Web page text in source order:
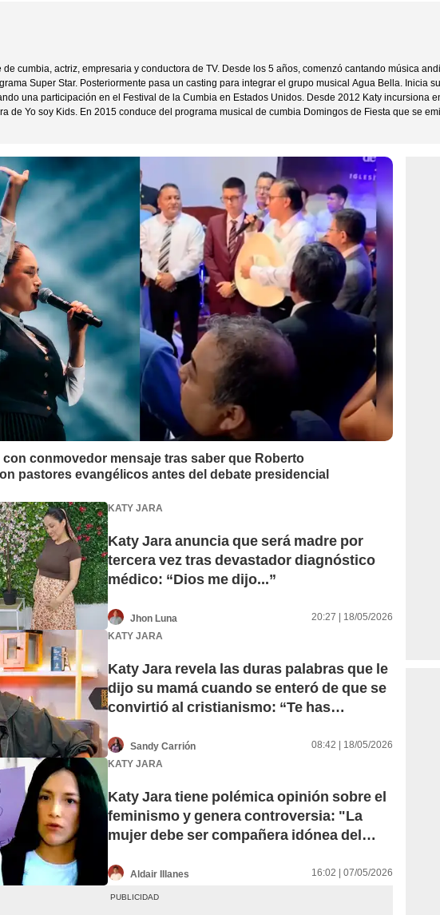
de cumbia, actriz, empresaria y conductora de TV. Desde los 5 años, comenzó cantando música
Super Star. Posteriormente pasa un casting para integrar el grupo musical Agua Bella. Inicia
una participación en el Festival de la Cumbia en Estados Unidos. Desde 2012 Katy incursiona
de Yo soy Kids. En 2015 conduce del programa musical de cumbia Domingos de Fiesta que se
conmovedor mensaje tras saber que Roberto
pastores evangélicos antes del debate presidencial
KATY JARA
Katy Jara anuncia que será madre por
tercera vez tras devastador diagnóstico
médico: “Dios me dijo...”
Jhon Luna
20:27 | 18/05/2026
KATY JARA
Katy Jara revela las duras palabras que le
dijo su mamá cuando se enteró de que se
convirtió al cristianismo: “Te has
Sandy Carrión
08:42 | 18/05/2026
KATY JARA
Katy Jara tiene polémica opinión sobre el
feminismo y genera controversia: "La
mujer debe ser compañera idónea del
Aldair Illanes 16:02 | 07/05/2026